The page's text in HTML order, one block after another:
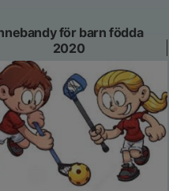
för barn födda
2020